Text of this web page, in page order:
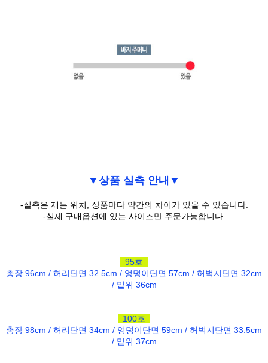
▼상품 실측 안내▼
-실측은 재는 위치, 상품마다 약간의 차이가 있을 수 있습니다.
-실제 구매옵션에 있는 사이즈만 주문가능합니다.
95호
총장 96cm / 허리단면 32.5cm / 엉덩이단면 57cm / 허벅지단면 32cm
/ 밑위 36cm
100호
총장 98cm / 허리단면 34cm / 엉덩이단면 59cm / 허벅지단면 33.5cm
/ 밑위 37cm